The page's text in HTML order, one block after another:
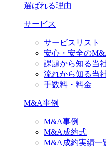
選ばれる理由
サービス
サービスリスト
安心・安全の
課題から知る当
流れから知る当
手数料・料金
M&A事例
M&A事例
M&A成約式
M&A成約実績一